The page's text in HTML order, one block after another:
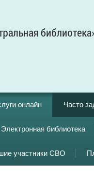
онлайн Часто
Электронная библиотека
участники СВО